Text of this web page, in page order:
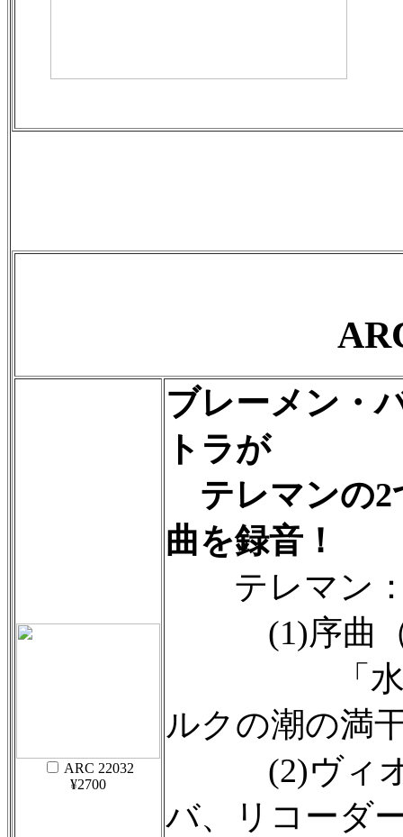
ARC 22032
¥2700
ブレーメン・
トラが
テレマンの2
曲を録音！
テレマン
(1)序曲（
「水の音
ルクの潮の満
(2)ヴィオ
バ、リコーダ